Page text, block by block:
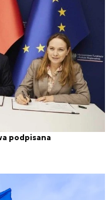
podpisana